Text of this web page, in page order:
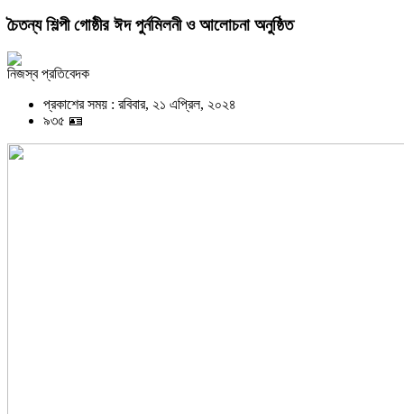
চৈতন্য শিল্পী গোষ্ঠীর ঈদ পুর্নমিলনী ও আলোচনা অনুষ্ঠিত
নিজস্ব প্রতিবেদক
প্রকাশের সময় : রবিবার, ২১ এপ্রিল, ২০২৪
৯৩৫ 🪪